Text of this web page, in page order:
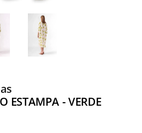
ESTAMPA - VERDE